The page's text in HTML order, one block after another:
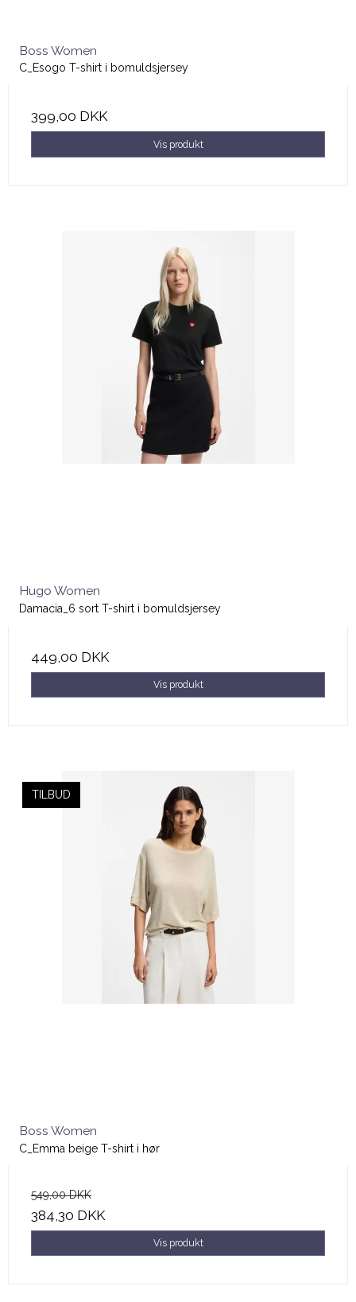
Boss Women
C_Esogo T-shirt i bomuldsjersey
399,00 DKK
Vis produkt
Hugo Women
Damacia_6 sort T-shirt i bomuldsjersey
449,00 DKK
Vis produkt
TILBUD
Boss Women
C_Emma beige T-shirt i hør
549,00 DKK
384,30 DKK
Vis produkt